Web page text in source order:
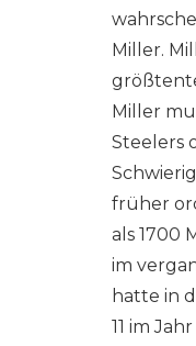
Miller.
Miller
Steelers
früher
als 1700
im
hatte in
11 im